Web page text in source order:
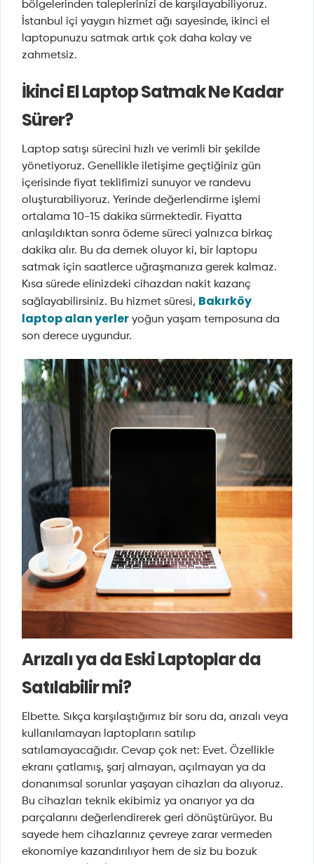
bölgelerinden taleplerinizi de karşılayabiliyoruz.
İstanbul içi yaygın hizmet ağı sayesinde, ikinci el
laptopunuzu satmak artık çok daha kolay ve
zahmetsiz.
İkinci El Laptop Satmak Ne Kadar
Sürer?
Laptop satışı sürecini hızlı ve verimli bir şekilde
yönetiyoruz. Genellikle iletişime geçtiğiniz gün
içerisinde fiyat teklifimizi sunuyor ve randevu
oluşturabiliyoruz. Yerinde değerlendirme işlemi
ortalama 10-15 dakika sürmektedir. Fiyatta
anlaşıldıktan sonra ödeme süreci yalnızca birkaç
dakika alır. Bu da demek oluyor ki, bir laptopu
satmak için saatlerce uğraşmanıza gerek kalmaz.
Kısa sürede elinizdeki cihazdan nakit kazanç
sağlayabilirsiniz. Bu hizmet süresi, Bakırköy
laptop alan yerler yoğun yaşam temposuna da
son derece uygundur.
Arızalı ya da Eski Laptoplar da
Satılabilir mi?
Elbette. Sıkça karşılaştığımız bir soru da, arızalı veya
kullanılamayan laptopların satılıp
satılamayacağıdır. Cevap çok net: Evet. Özellikle
ekranı çatlamış, şarj almayan, açılmayan ya da
donanımsal sorunlar yaşayan cihazları da alıyoruz.
Bu cihazları teknik ekibimiz ya onarıyor ya da
parçalarını değerlendirerek geri dönüştürüyor. Bu
sayede hem cihazlarınız çevreye zarar vermeden
ekonomiye kazandırılıyor hem de siz bu bozuk